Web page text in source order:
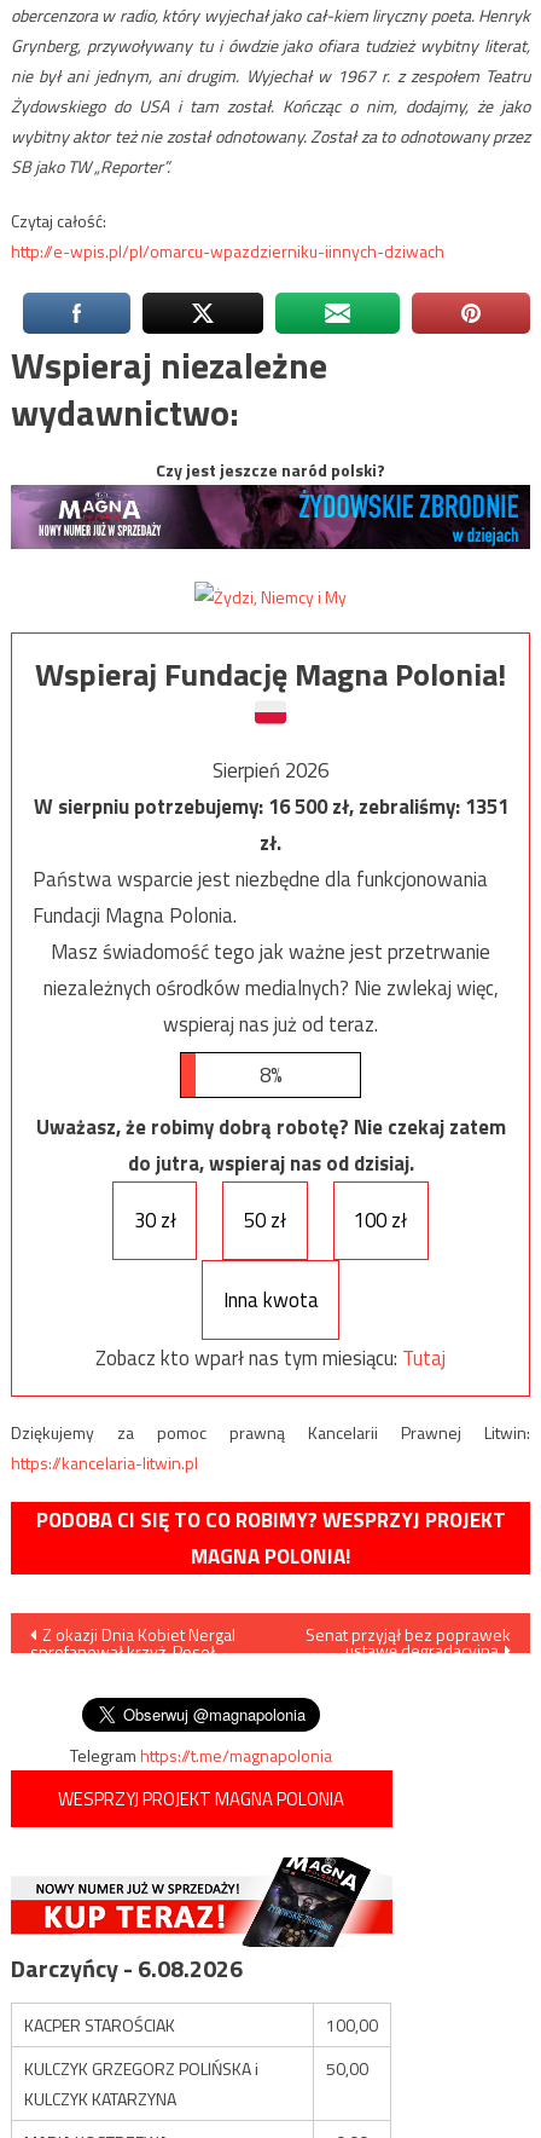
obercenzora w radio, który wyjechał jako cał-kiem liryczny poeta. Henryk
Grynberg, przywoływany tu i ówdzie jako ofiara tudzież wybitny literat,
nie był ani jednym, ani drugim. Wyjechał w 1967 r. z zespołem Teatru
Żydowskiego do USA i tam został. Kończąc o nim, dodajmy, że jako
wybitny aktor też nie został odnotowany. Został za to odnotowany przez
SB jako TW „Reporter”.
Czytaj całość:
http://e-wpis.pl/pl/omarcu-wpazdzierniku-iinnych-dziwach
Wspieraj niezależne
wydawnictwo:
Czy jest jeszcze naród polski?
Wspieraj Fundację Magna Polonia!
Sierpień 2026
W sierpniu potrzebujemy:16 500zł, zebraliśmy:1351
zł.
Państwa wsparcie jest niezbędne dla funkcjonowania
Fundacji Magna Polonia.
Masz świadomość tego jak ważne jest przetrwanie
niezależnych ośrodków medialnych? Nie zwlekaj więc,
wspieraj nas już od teraz.
8%
Uważasz, że robimy dobrą robotę? Nie czekaj zatem
do jutra, wspieraj nas od dzisiaj.
30 zł
50 zł 100 zł
Inna kwota
Zobacz kto wparł nas tym miesiącu: Tutaj
Dziękujemy za pomoc prawną Kancelarii Prawnej Litwin:
https://kancelaria-litwin.pl
PODOBA CI SIĘ TO CO ROBIMY? WESPRZYJ PROJEKT
MAGNA POLONIA!
Nawigacja
wpisu
Z okazji Dnia Kobiet Nergal
sprofanował krzyż. Poseł
Senat przyjął bez poprawek
ustawę degradacyjną
Telegramhttps://t.me/magnapolonia
WESPRZYJ PROJEKT MAGNA POLONIA
Darczyńcy - 6.08.2026
KACPER STAROŚCIAK
100,00
KULCZYK GRZEGORZ POLIŃSKA i
KULCZYK KATARZYNA
50,00